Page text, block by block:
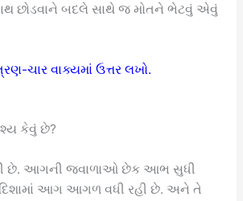
છોડવાને બદલે સાથે જ મોતને ભેટવું એવું
ચાર વાક્યમાં ઉત્તર લખો.
કેવું છે?
છે. આગની જ્વાળાઓ છેક આભ સુધી
આગ આગળ વધી રહી છે. અને તે